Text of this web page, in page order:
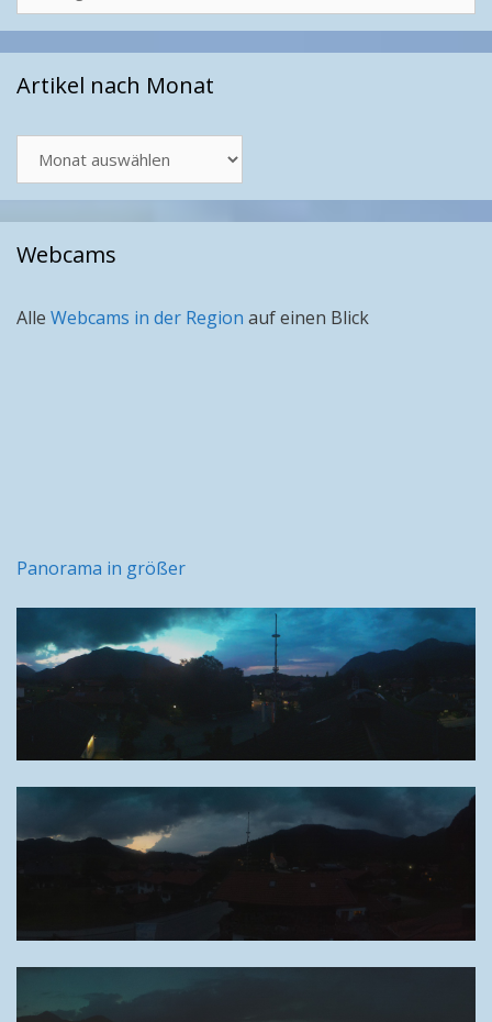
Artikel nach Monat
nach
Monat
Webcams
Alle Webcams in der Region auf einen Blick
Panorama in größer